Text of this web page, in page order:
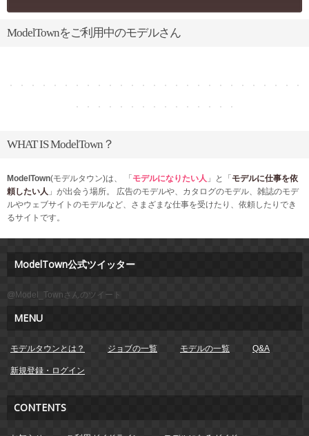
ModelTownをご利用中のモデルさん
WHAT IS ModelTown？
ModelTown(モデルタウン)は、 「 モデルになりたい人 」と「 モデルに仕事を依
頼したい人 」が出会う場所。
広告のモデルや、カタログのモデル、雑誌のモデ
ルやウェブサイトのモデルなど、 さまざまな仕事を受けたり、依頼したりでき
るサイトです。
ModelTown公式ツイッター
@Model_Townさんのツイート
MENU
モデルタウンとは？ ジョブの一覧 モデルの一覧 Q&A
新規登録・ログイン
CONTENTS